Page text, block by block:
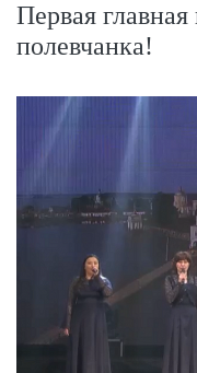
Первая
полевчанка!